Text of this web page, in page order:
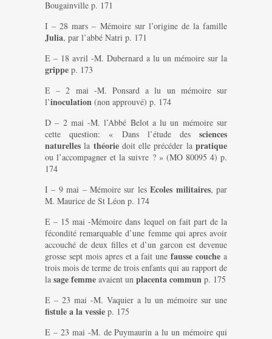
Bougainville p. 171
I – 28 mars – Mémoire sur l’origine de la famille
Julia, par l’abbé Natri p. 171
E – 18 avril -M. Dubernard a lu un mémoire sur la
grippe p. 173
E – 2 mai -M. Ponsard a lu un mémoire sur
l’inoculation (non approuvé) p. 174
D – 2 mai -M. l’Abbé Belot a lu un mémoire sur
cette question: « Dans l’étude des sciences
naturelles la théoriedoit elle précéder lapratique
ou l’accompagner et la suivre ? » (MO 80095 4) p.
174
I – 9 mai – Mémoire sur lesEcoles militaires, par
M. Maurice de St Léon p. 174
E – 15 mai -Mémoire dans lequel on fait part de la
fécondité remarquable d’une femme qui apres avoir
accouché de deux filles et d’un garcon est devenue
grosse sept mois apres et a fait unefausse couche a
trois mois de terme de trois enfants qui au rapport de
la sage femme avaient un placenta commun p. 175
E – 23 mai -M. Vaquier a lu un mémoire sur une
fistule a la vessie p. 175
E – 23 mai -M. de Puymaurin a lu un mémoire qui